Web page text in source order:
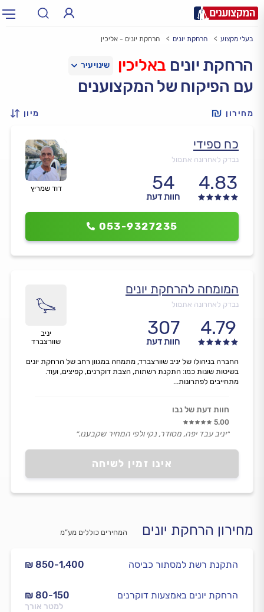
עירעיר: תל אביב, חיפה…
בעלי מקצוע הרחקת יונים הרחקת יונים - אליכין
הרחקת יונים באליכין
עם הפיקוח של המקצוענים
מחירון מיון
דוד שמריץ
כח ספידי
נבדק לאחרונה אתמול
4.83
54
חוות דעת
053-9327235
יניב
שוורצברד
המומחה להרחקת יונים
נבדק לאחרונה אתמול
4.79
307
חוות דעת
אינו זמין לשיחה
החברה בניהולו של יניב שוורצברד, מתמחה במגוון רחב של הרחקת יונים
בשיטות שונות כמו: התקנת רשתות, הצבת דוקרנים, קפיצים, ועוד.
מתחייבים לפתרונות...
חוות דעת של נבו
5.00
״יניב עבד יפה, מסודר, נקי ולפי המחיר שקבענו.״
מחירון הרחקת יונים המחירים כוללים מע”מ
₪ 850-1,400 התקנת רשת למסתור כביסה
₪ 80-150
למטר אורך
הרחקת יונים באמצעות דוקרנים